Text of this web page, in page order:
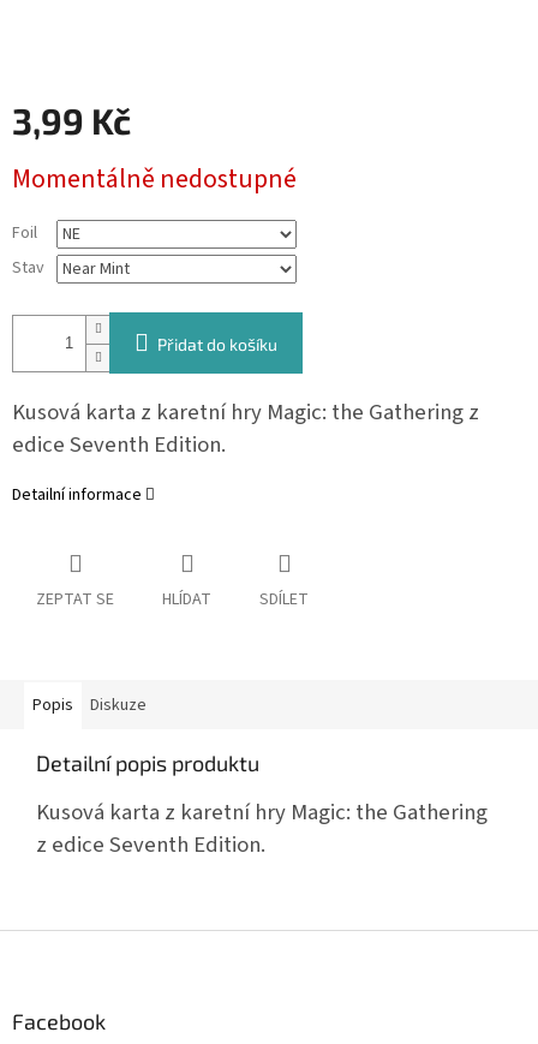
3,99 Kč
cena:
Momentálně nedostupné
Foil
Stav
Přidat do košíku
Kusová karta z karetní hry Magic: the Gathering z
edice Seventh Edition.
Detailní informace
ZEPTAT SE HLÍDAT SDÍLET
Popis Diskuze
Detailní popis produktu
Kusová karta z karetní hry Magic: the Gathering
z edice Seventh Edition.
Facebook